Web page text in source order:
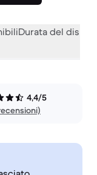
Durata del
4,4/5